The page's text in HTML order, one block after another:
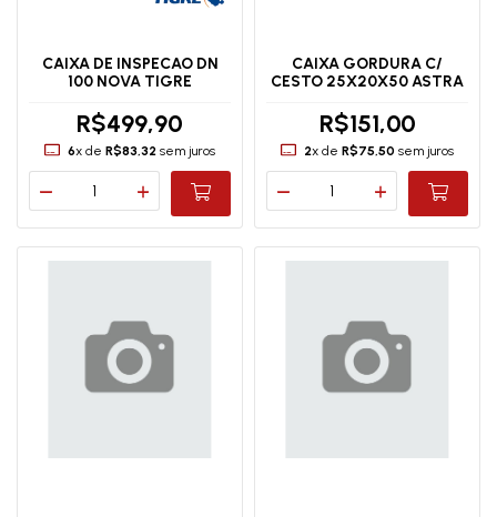
CAIXA DE INSPECAO DN
100 NOVA TIGRE
R$499,90
6x de R$83,32sem juros
CAIXA GORDURA C/
CESTO 25X20X50 ASTRA
R$151,00
2x de R$75,50 sem juros